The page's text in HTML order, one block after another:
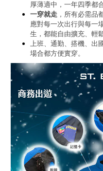
厚薄適中，一年四季都
一穿就走 ，所有必需品
應對每一次出行與每一
生，都能自由擴充、輕
上班、通勤、搭機、出
場合都方便實穿。